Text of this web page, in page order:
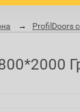
ProfilDoors